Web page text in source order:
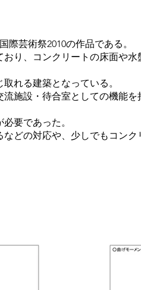
際芸術祭2010の作品である。
り、コンクリートの床面や
れる建築となっている。
施設・待合室としての機能
必要であった。
どの対応や、少しでもコン